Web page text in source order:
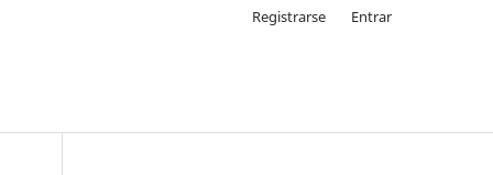
Registrarse Entrar